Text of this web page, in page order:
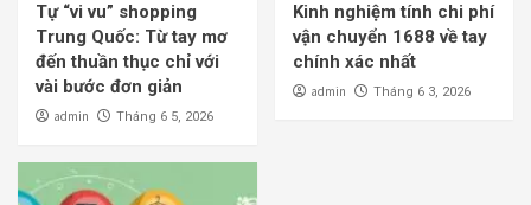
Tự “vi vu” shopping
Trung Quốc: Từ tay mơ
đến thuần thục chỉ với
vài bước đơn giản
admin Tháng 6 5, 2026
Kinh nghiệm tính chi phí
vận chuyển 1688 về tay
chính xác nhất
admin Tháng 6 3, 2026